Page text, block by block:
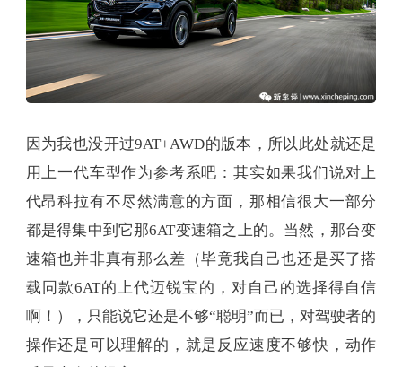
因为我也没开过9AT+AWD的版本，所以此处就还是
用上一代车型作为参考系吧：其实如果我们说对上
代昂科拉有不尽然满意的方面，那相信很大一部分
都是得集中到它那6AT变速箱之上的。当然，那台变
速箱也并非真有那么差（毕竟我自己也还是买了搭
载同款6AT的上代迈锐宝的，对自己的选择得自信
啊！），只能说它还是不够“聪明”而已，对驾驶者的
操作还是可以理解的，就是反应速度不够快，动作